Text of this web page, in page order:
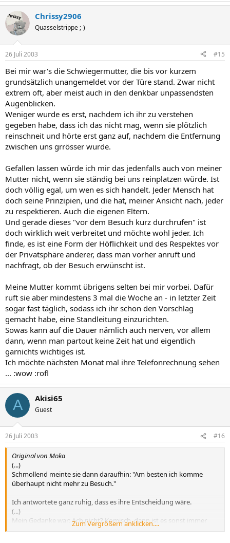
Chrissy2906
Quasselstrippe ;-)
26 Juli 2003 #15
Bei mir war's die Schwiegermutter, die bis vor kurzem
grundsätzlich unangemeldet vor der Türe stand. Zwar nicht
extrem oft, aber meist auch in den denkbar unpassendsten
Augenblicken.
Weniger wurde es erst, nachdem ich ihr zu verstehen
gegeben habe, dass ich das nicht mag, wenn sie plötzlich
reinschneit und hörte erst ganz auf, nachdem die Entfernung
zwischen uns grrösser wurde.
Gefallen lassen würde ich mir das jedenfalls auch von meiner
Mutter nicht, wenn sie ständig bei uns reinplatzen würde. Ist
doch völlig egal, um wen es sich handelt. Jeder Mensch hat
doch seine Prinzipien, und die hat, meiner Ansicht nach, jeder
zu respektieren. Auch die eigenen Eltern.
Und gerade dieses "vor dem Besuch kurz durchrufen" ist
doch wirklich weit verbreitet und möchte wohl jeder. Ich
finde, es ist eine Form der Höflichkeit und des Respektes vor
der Privatsphäre anderer, dass man vorher anruft und
nachfragt, ob der Besuch erwünscht ist.
Meine Mutter kommt übrigens selten bei mir vorbei. Dafür
ruft sie aber mindestens 3 mal die Woche an - in letzter Zeit
sogar fast täglich, sodass ich ihr schon den Vorschlag
gemacht habe, eine Standleitung einzurichten.
Sowas kann auf die Dauer nämlich auch nerven, vor allem
dann, wenn man partout keine Zeit hat und eigentlich
garnichts wichtiges ist.
Ich möchte nächsten Monat mal ihre Telefonrechnung sehen
... :wow :rofl
A Akisi65
Guest
26 Juli 2003 #16
Original von Moka
(...)
Schmollend meinte sie dann daraufhin: "Am besten ich komme
überhaupt nicht mehr zu Besuch."
Ich antwortete ganz ruhig, dass es ihre Entscheidung wäre.
(...)
Mein Gedanke war: Ach nicht? Komisch, dann ist es sonst immer
jemand anderes. Aber das sagte ich natürlich nicht.
Zum Vergrößern anklicken....